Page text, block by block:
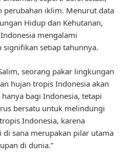
perubahan iklim. Menurut data
Hidup dan Kehutanan,
mengalami
signifikan setiap tahunnya.
seorang pakar lingkungan
hujan tropis Indonesia akan
bagi Indonesia, tetapi
bersatu untuk melindungi
Indonesia, karena
di sana merupakan pilar utama
di dunia.”